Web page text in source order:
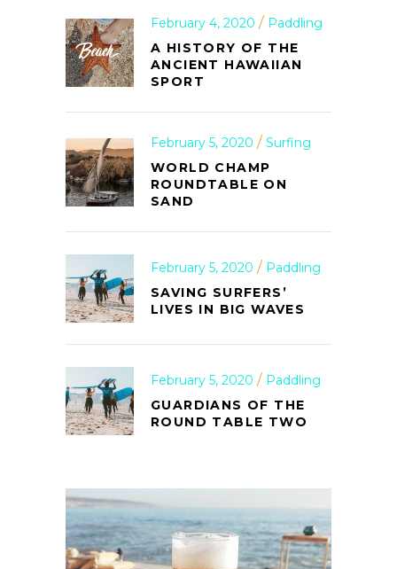
February 4, 2020
Paddling
A HISTORY OF THE
ANCIENT HAWAIIAN
SPORT
February 5, 2020
Surfing
WORLD CHAMP
ROUNDTABLE ON
SAND
February 5, 2020
Paddling
SAVING SURFERS’
LIVES IN BIG WAVES
February 5, 2020
Paddling
GUARDIANS OF THE
ROUND TABLE TWO